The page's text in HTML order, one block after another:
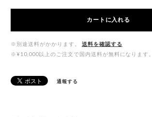
カートに入れる
※別途送料がかかります。
送料を確認する
※¥10,000以上のご注文で国内送料が無料になります。
通報する